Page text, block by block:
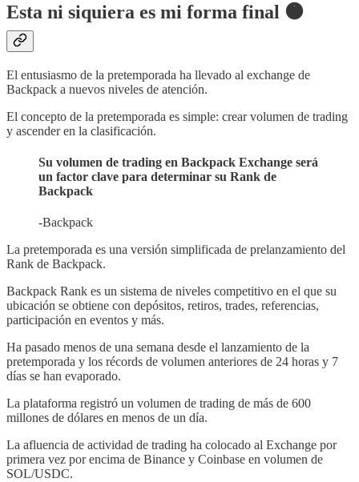
Esta ni siquiera es mi forma final 🟠
El entusiasmo de la pretemporada ha llevado al exchange de
Backpack a nuevos niveles de atención.
El concepto de la pretemporada es simple: crear volumen de trading
y ascender en la clasificación.
Su volumen de trading en Backpack Exchange será
un factor clave para determinar su Rank de
Backpack
-Backpack
La pretemporada es una versión simplificada de prelanzamiento del
Rank de Backpack.
Backpack Rank es un sistema de niveles competitivo en el que su
ubicación se obtiene con depósitos, retiros, trades, referencias,
participación en eventos y más.
Ha pasado menos de una semana desde el lanzamiento de la
pretemporada y los récords de volumen anteriores de 24 horas y 7
días se han evaporado.
La plataforma registró un volumen de trading de más de 600
millones de dólares en menos de un día.
La afluencia de actividad de trading ha colocado al Exchange por
primera vez por encima de Binance y Coinbase en volumen de
SOL/USDC.